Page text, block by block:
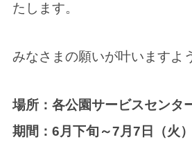
たします。
みなさまの願いが叶いますよ
場所：各公園サービスセンタ
期間：6月下旬～7月7日（火）